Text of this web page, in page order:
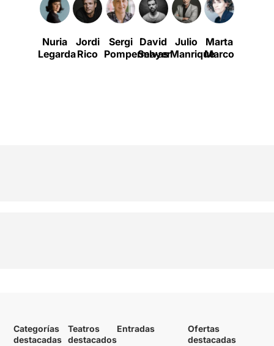
Nuria
Legarda
Jordi
Rico
Sergi
Pompermayer
David
Selvas
Julio
Manrique
Marta
Marco
Categorías
destacadas
Teatros
destacados
Entradas
Ofertas
destacadas